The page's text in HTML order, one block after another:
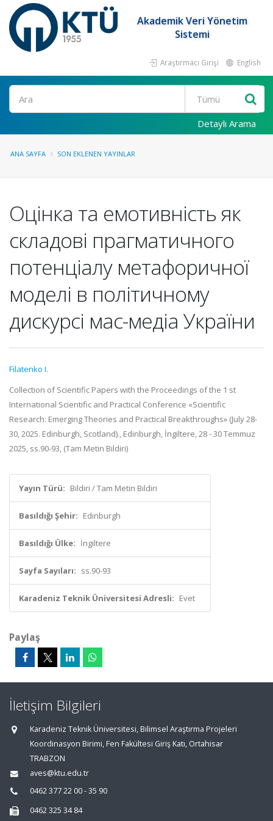
Akademik Veri Yönetim
Sistemi
Araştırmacı Girişi English
Ara
Detaylı Arama
ANA SAYFA SON EKLENEN YAYINLAR
Оцінка та емотивність як
складові прагматичного
потенціалу метафоричної
моделі в політичному
дискурсі мас-медіа України
Filatenko I.
Collection of Scientific Papers with the Proceedings of the 1 st
International Scientific and Practical Conference «Scientific
Research: Emerging Theories and Practical Breakthroughs» (July 28-
30, 2025. Edinburgh, Scotland)., Edinburgh, İngiltere, 28 - 30 Temmuz
2025, ss.90-93, (Tam Metin Bildiri)
Yayın Türü: Bildiri / Tam Metin Bildiri
Basıldığı Şehir: Edinburgh
Basıldığı Ülke: İngiltere
Sayfa Sayıları: ss.90-93
Karadeniz Teknik Üniversitesi Adresli: Evet
Paylaş
İletişim Bilgileri
Karadeniz Teknik Üniversitesi, Bilimsel Araştırma Projeleri
Koordinasyon Birimi, Fen Fakültesi Giriş Katı, Ortahisar
TRABZON
aves@ktu.edu.tr
0462 377 22 00 - 35 90
0462 325 34 84